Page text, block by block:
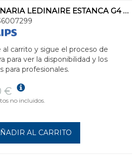
LUMINARIA LEDINAIRE ESTANCA G4 WT060C LED18S/840 PSU L600
al carrito y sigue el proceso de
para ver la disponibilidad y los
para profesionales.
€
no incluidos.
AL CARRITO